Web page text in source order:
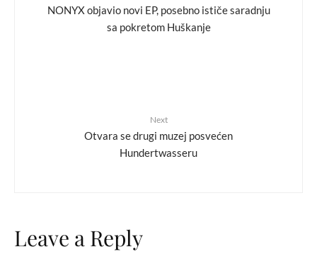
NONYX objavio novi EP, posebno ističe saradnju
sa pokretom Huškanje
Next
Otvara se drugi muzej posvećen
Hundertwasseru
Leave a Reply